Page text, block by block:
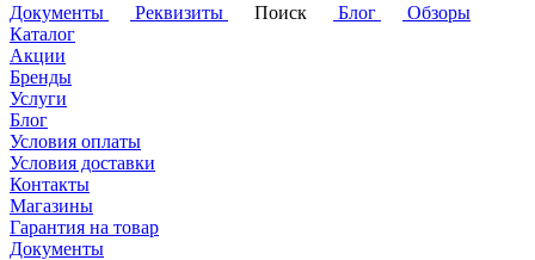
Документы
Реквизиты Поиск Блог
Обзоры
Каталог
Акции
Бренды
Услуги
Блог
Условия оплаты
Условия доставки
Контакты
Магазины
Гарантия на товар
Документы